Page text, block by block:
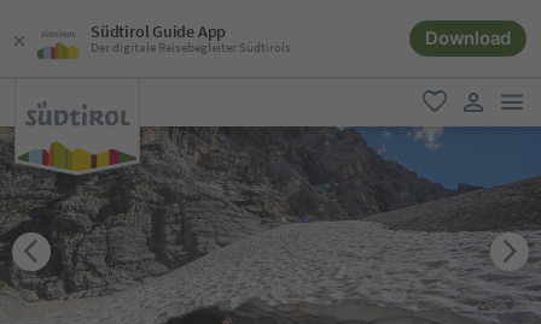
Südtirol Guide App
Der digitale Reisebegleiter Südtirols Download
favorit
user link